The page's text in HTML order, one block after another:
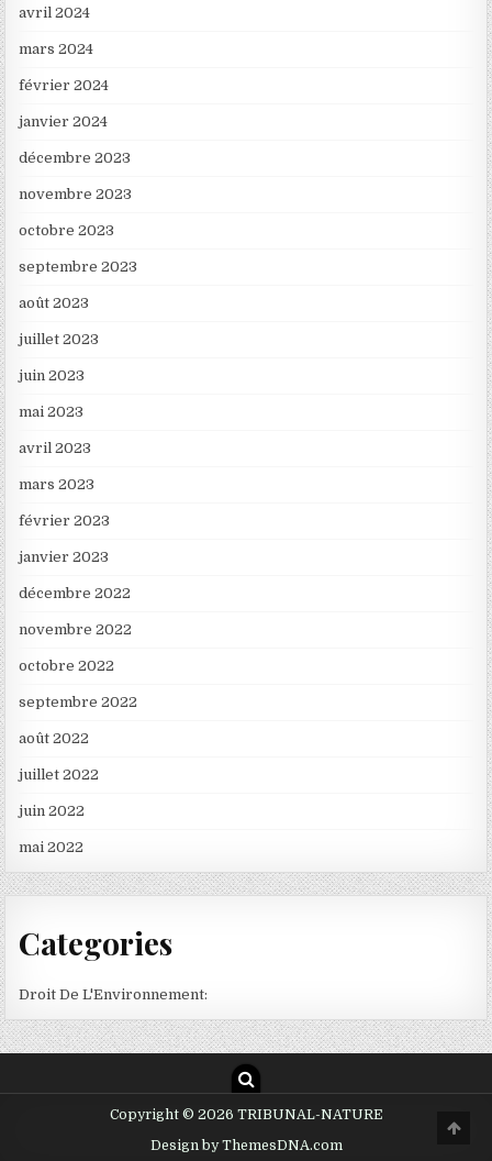
avril 2024
mars 2024
février 2024
janvier 2024
décembre 2023
novembre 2023
octobre 2023
septembre 2023
août 2023
juillet 2023
juin 2023
mai 2023
avril 2023
mars 2023
février 2023
janvier 2023
décembre 2022
novembre 2022
octobre 2022
septembre 2022
août 2022
juillet 2022
juin 2022
mai 2022
Categories
Droit De L'Environnement:
Copyright © 2026 TRIBUNAL-NATURE
Design by ThemesDNA.com